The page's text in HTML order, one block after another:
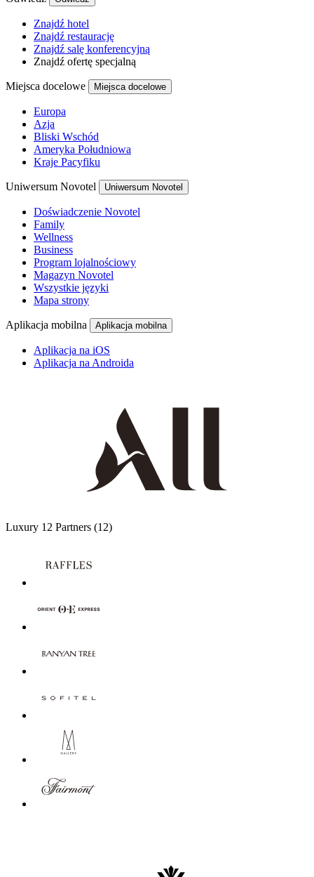
Znajdź hotel
Znajdź restaurację
Znajdź salę konferencyjną
Znajdź ofertę specjalną
Miejsca docelowe Miejsca docelowe
Europa
Azja
Bliski Wschód
Ameryka Południowa
Kraje Pacyfiku
Uniwersum Novotel Uniwersum Novotel
Doświadczenie Novotel
Family
Wellness
Business
Program lojalnościowy
Magazyn Novotel
Wszystkie języki
Mapa strony
Aplikacja mobilna Aplikacja mobilna
Aplikacja na iOS
Aplikacja na Androida
Luxury 12 Partners (12)